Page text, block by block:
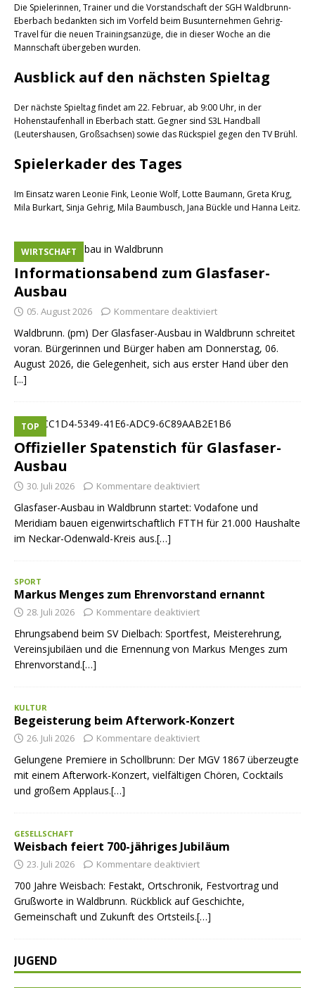
Die Spielerinnen, Trainer und die Vorstandschaft der SGH Waldbrunn-
Eberbach bedankten sich im Vorfeld beim Busunternehmen Gehrig-
Travel für die neuen Trainingsanzüge, die in dieser Woche an die
Mannschaft übergeben wurden.
Ausblick auf den nächsten Spieltag
Der nächste Spieltag findet am 22. Februar, ab 9:00 Uhr, in der
Hohenstaufenhall in Eberbach statt. Gegner sind S3L Handball
(Leutershausen, Großsachsen) sowie das Rückspiel gegen den TV Brühl.
Spielerkader des Tages
Im Einsatz waren Leonie Fink, Leonie Wolf, Lotte Baumann, Greta Krug,
Mila Burkart, Sinja Gehrig, Mila Baumbusch, Jana Bückle und Hanna Leitz.
Informationsabend zum Glasfaser-
Ausbau
WIRTSCHAFT
05. August 2026 Kommentare deaktiviert
Waldbrunn. (pm) Der Glasfaser-Ausbau in Waldbrunn schreitet
voran. Bürgerinnen und Bürger haben am Donnerstag, 06.
August 2026, die Gelegenheit, sich aus erster Hand über den
[...]
Offizieller Spatenstich für Glasfaser-
Ausbau
TOP
30. Juli 2026 Kommentare deaktiviert
Glasfaser-Ausbau in Waldbrunn startet: Vodafone und
Meridiam bauen eigenwirtschaftlich FTTH für 21.000 Haushalte
im Neckar-Odenwald-Kreis aus.[…]
SPORT
Markus Menges zum Ehrenvorstand ernannt
28. Juli 2026 Kommentare deaktiviert
Ehrungsabend beim SV Dielbach: Sportfest, Meisterehrung,
Vereinsjubiläen und die Ernennung von Markus Menges zum
Ehrenvorstand.[…]
KULTUR
Begeisterung beim Afterwork-Konzert
26. Juli 2026 Kommentare deaktiviert
Gelungene Premiere in Schollbrunn: Der MGV 1867 überzeugte
mit einem Afterwork-Konzert, vielfältigen Chören, Cocktails
und großem Applaus.[…]
GESELLSCHAFT
Weisbach feiert 700-jähriges Jubiläum
23. Juli 2026 Kommentare deaktiviert
700 Jahre Weisbach: Festakt, Ortschronik, Festvortrag und
Grußworte in Waldbrunn. Rückblick auf Geschichte,
Gemeinschaft und Zukunft des Ortsteils.[…]
JUGEND